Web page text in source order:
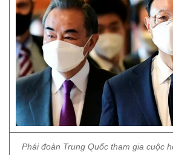
Phái đoàn Trung Quốc tham gia cuộc